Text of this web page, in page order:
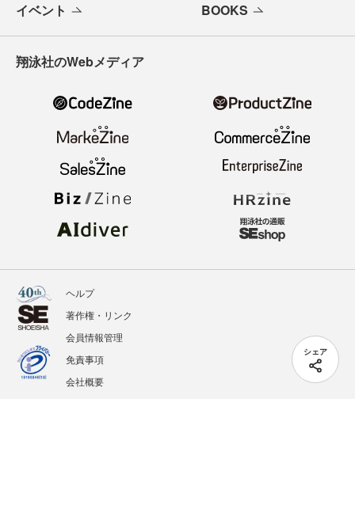
シェア
イベント BOOKS
翔泳社のWebメディア
ヘルプ
著作権・リンク
会員情報管理
免責事項
会社概要